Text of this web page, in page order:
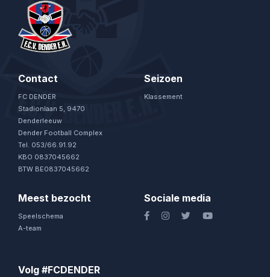
Contact
FC DENDER
Stadionlaan 5, 9470
Denderleeuw
Dender Football Complex
Tel. 053/66.91.92
KBO 0837045662
BTW BE0837045662
Seizoen
Klassement
Meest bezocht
Speelschema
A-team
Sociale media
Volg #FCDENDER